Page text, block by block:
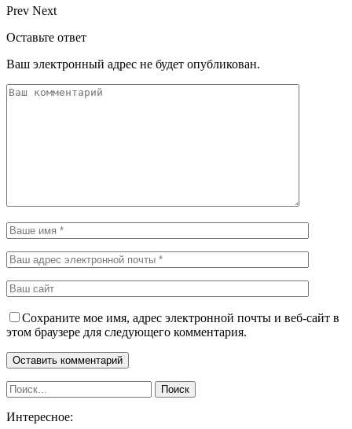
Prev Next
Оставьте ответ
Ваш электронный адрес не будет опубликован.
Сохраните мое имя, адрес электронной почты и веб-сайт в
этом браузере для следующего комментария.
Интересное: